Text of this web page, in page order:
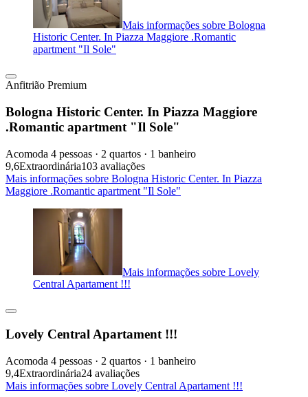
Mais informações sobre Bologna
Historic Center. In Piazza Maggiore .Romantic
apartment "Il Sole"
Anfitrião Premium
Bologna Historic Center. In Piazza Maggiore
.Romantic apartment "Il Sole"
Acomoda 4 pessoas · 2 quartos · 1 banheiro
9,6Extraordinária103 avaliações
Mais informações sobre Bologna Historic Center. In Piazza
Maggiore .Romantic apartment "Il Sole"
Mais informações sobre Lovely
Central Apartament !!!
Lovely Central Apartament !!!
Acomoda 4 pessoas · 2 quartos · 1 banheiro
9,4Extraordinária24 avaliações
Mais informações sobre Lovely Central Apartament !!!